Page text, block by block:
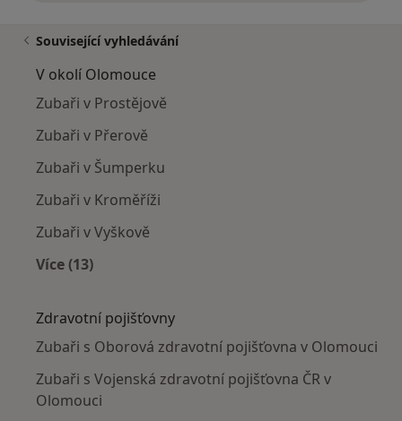
Související vyhledávání
V okolí Olomouce
Zubaři v Prostějově
Zubaři v Přerově
Zubaři v Šumperku
Zubaři v Kroměříži
Zubaři v Vyškově
Více (13)
Zdravotní pojišťovny
Zubaři s Oborová zdravotní pojišťovna v Olomouci
Zubaři s Vojenská zdravotní pojišťovna ČR v
Olomouci